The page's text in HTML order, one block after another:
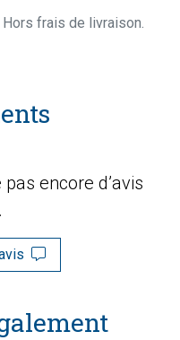
frais de livraison.
encore d’avis